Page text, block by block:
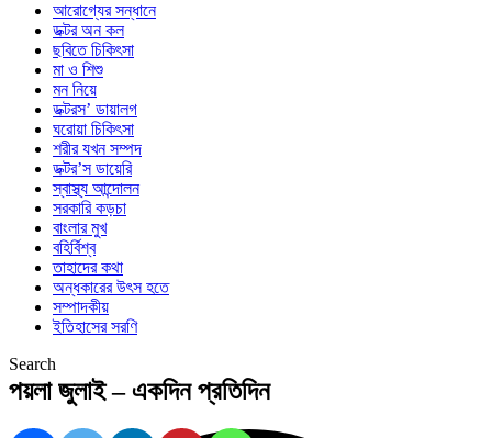
আরোগ্যের সন্ধানে
ডক্টর অন কল
ছবিতে চিকিৎসা
মা ও শিশু
মন নিয়ে
ডক্টরস’ ডায়ালগ
ঘরোয়া চিকিৎসা
শরীর যখন সম্পদ
ডক্টর’স ডায়েরি
স্বাস্থ্য আন্দোলন
সরকারি কড়চা
বাংলার মুখ
বহির্বিশ্ব
তাহাদের কথা
অন্ধকারের উৎস হতে
সম্পাদকীয়
ইতিহাসের সরণি
Search
পয়লা জুলাই – একদিন প্রতিদিন